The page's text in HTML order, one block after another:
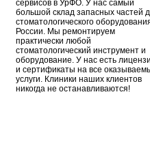
сервисов в УрФО. У нас самый
большой склад запасных частей
стоматологического
России. Мы ремонтируем
практически любой
стоматологический инструмент и
оборудование. У нас есть
и сертификаты на все
услуги. Клиники наших клиентов
никогда не останавливаются!